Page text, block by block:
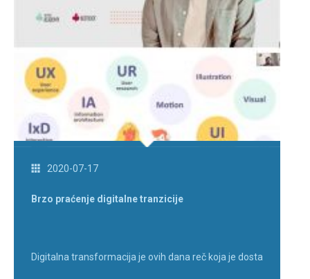
2020-07-17
Brzo praćenje digitalne tranzicije
Digitalna transformacija je ovih dana reč koja je dosta